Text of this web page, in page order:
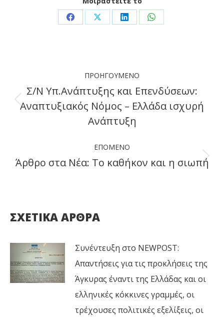
Share Share Share Share
navigation
ΠΡΟΗΓΟΎΜΕΝΟ
Previous
post:
Σ/Ν Υπ.Ανάπτυξης και Επενδύσεων:
Αναπτυξιακός Νόμος – Ελλάδα ισχυρή
Ανάπτυξη
ΕΠΌΜΕΝΟ
Next
Άρθρο στα Νέα: Το καθήκον και η σιωπή
ΣΧΕΤΙΚΑ ΑΡΘΡΑ
Συνέντευξη στο NEWPOST:
Απαντήσεις για τις προκλήσεις της
Άγκυρας έναντι της Ελλάδας και οι
ελληνικές κόκκινες γραμμές, οι
τρέχουσες πολιτικές εξελίξεις, οι